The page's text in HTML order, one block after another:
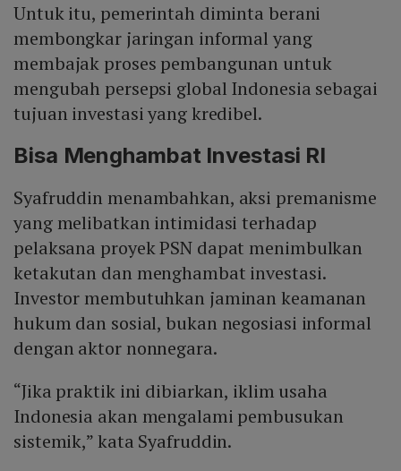
Untuk itu, pemerintah diminta berani
membongkar jaringan informal yang
membajak proses pembangunan untuk
mengubah persepsi global Indonesia sebagai
tujuan investasi yang kredibel.
Bisa Menghambat Investasi RI
Syafruddin menambahkan, aksi premanisme
yang melibatkan intimidasi terhadap
pelaksana proyek PSN dapat menimbulkan
ketakutan dan menghambat investasi.
Investor membutuhkan jaminan keamanan
hukum dan sosial, bukan negosiasi informal
dengan aktor nonnegara.
“Jika praktik ini dibiarkan, iklim usaha
Indonesia akan mengalami pembusukan
sistemik,” kata Syafruddin.